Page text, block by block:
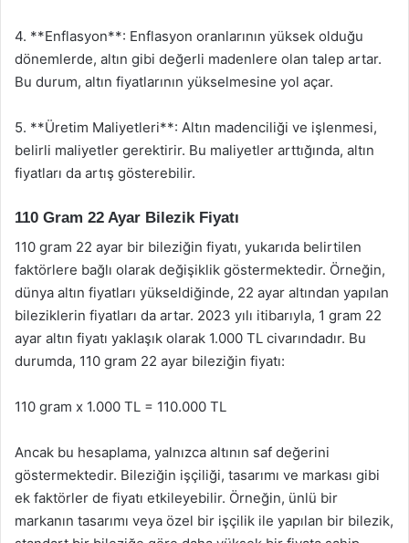
4. **Enflasyon**: Enflasyon oranlarının yüksek olduğu
dönemlerde, altın gibi değerli madenlere olan talep artar.
Bu durum, altın fiyatlarının yükselmesine yol açar.
5. **Üretim Maliyetleri**: Altın madenciliği ve işlenmesi,
belirli maliyetler gerektirir. Bu maliyetler arttığında, altın
fiyatları da artış gösterebilir.
110 Gram 22 Ayar Bilezik Fiyatı
110 gram 22 ayar bir bileziğin fiyatı, yukarıda belirtilen
faktörlere bağlı olarak değişiklik göstermektedir. Örneğin,
dünya altın fiyatları yükseldiğinde, 22 ayar altından yapılan
bileziklerin fiyatları da artar. 2023 yılı itibarıyla, 1 gram 22
ayar altın fiyatı yaklaşık olarak 1.000 TL civarındadır. Bu
durumda, 110 gram 22 ayar bileziğin fiyatı:
110 gram x 1.000 TL = 110.000 TL
Ancak bu hesaplama, yalnızca altının saf değerini
göstermektedir. Bileziğin işçiliği, tasarımı ve markası gibi
ek faktörler de fiyatı etkileyebilir. Örneğin, ünlü bir
markanın tasarımı veya özel bir işçilik ile yapılan bir bilezik,